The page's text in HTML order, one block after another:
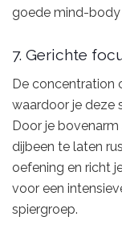
goede mind-body
7. Gerichte
De concentration
waardoor je deze
Door je
dijbeen te laten
oefening en richt
voor een
spiergroep.